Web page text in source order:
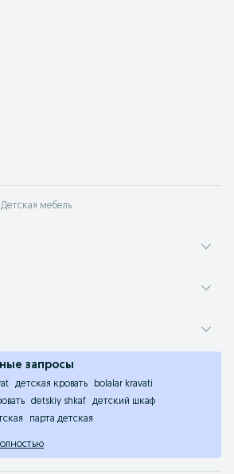
Детская мебель
запросы
детская кровать
bolalar kravati
detskiy shkaf
детский шкаф
парта детская